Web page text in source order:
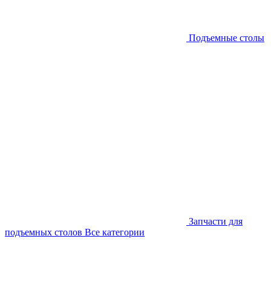
Подъемные столы
Запчасти для
подъемных столов Все категории